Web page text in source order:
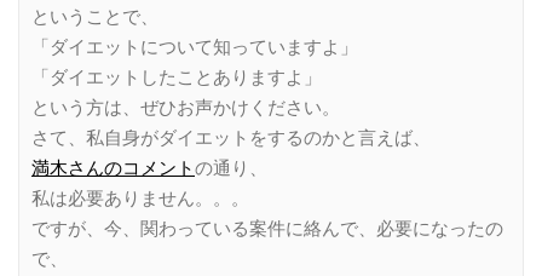
ということで、
「ダイエットについて知っていますよ」
「ダイエットしたことありますよ」
という方は、ぜひお声かけください。
さて、私自身がダイエットをするのかと言えば、
満木さんのコメントの通り、
私は必要ありません。。。
ですが、今、関わっている案件に絡んで、必要になったの
で、